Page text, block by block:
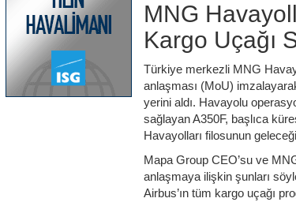
MNG
Kargo Uçağı
Türkiye merkezli MNG
anlaşması (MoU)
yerini aldı. Havayolu
sağlayan A350F, başlıca
Havayolları filosunun
Mapa Group CEO’su ve
anlaşmaya ilişkin şunları
Airbus’ın tüm kargo uçağı